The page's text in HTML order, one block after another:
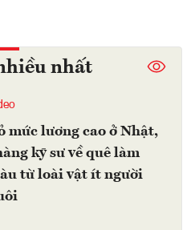
nhất
mức lương cao ở Nhật,
kỹ sư về quê làm
từ loài vật ít người